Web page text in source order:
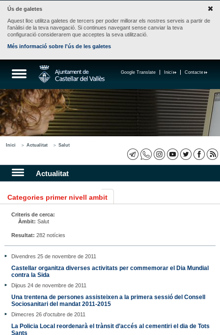
Ús de galetes
Aquest lloc utilitza galetes de tercers per poder millorar els nostres serveis a partir de
l'anàlisi de la teva navegació. Si continues navegant sense canviar la teva
configuració considerarem que acceptes la seva utilització.
Més informació sobre l'ús de les galetes
Contacte
Inici
Google Translate
Inici Actualitat Salut
Actualitat
Categories primer nivell ambit
Criteris de cerca:
Àmbit: Salut
Resultat: 282 notícies
Divendres 25 de novembre de 2011
Castellar organitza diverses activitats per commemorar el Dia Mundial
contra la Sida
Dijous 24 de novembre de 2011
Una trentena de persones assisteixen a la primera sessió del Consell
Sociosanitari del mandat 2011-2015
Dimecres 26 d'octubre de 2011
La Policia Local reordenarà el trànsit d’accés al cementiri el dia de Tots
Sants